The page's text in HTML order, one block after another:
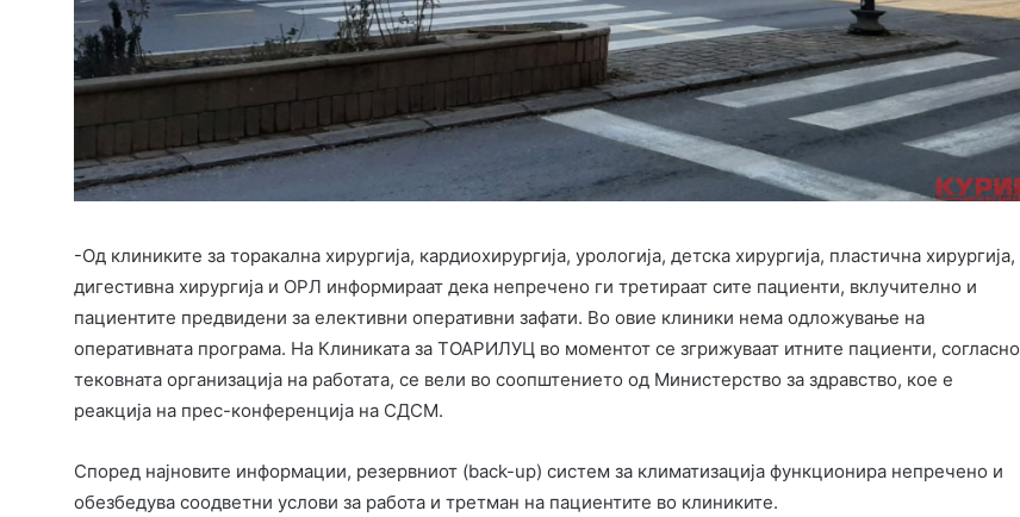
-Од клиниките за торакална хирургија, кардиохирургија, урологија, детска хирургија, пластична хирургија,
дигестивна хирургија и ОРЛ информираат дека непречено ги третираат сите пациенти, вклучително и
пациентите предвидени за елективни оперативни зафати. Во овие клиники нема одложување на
оперативната програма. На Клиниката за ТОАРИЛУЦ во моментот се згрижуваат итните пациенти, согласно
тековната организација на работата, се вели во соопштението од Министерство за здравство, кое е
реакција на прес-конференција на СДСМ.
Според најновите информации, резервниот (back-up) систем за климатизација функционира непречено и
обезбедува соодветни услови за работа и третман на пациентите во клиниките.